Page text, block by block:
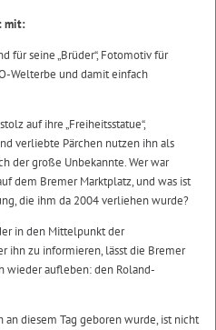
mit:
für seine „Brüder“, Fotomotiv für
Welterbe und damit einfach
auf ihre „Freiheitsstatue“,
verliebte Pärchen nutzen ihn als
der große Unbekannte. Wer war
dem Bremer Marktplatz, und was ist
die ihm da 2004 verliehen wurde?
in den Mittelpunkt der
ihn zu informieren, lässt die Bremer
wieder aufleben: den Roland-
diesem Tag geboren wurde, ist nicht